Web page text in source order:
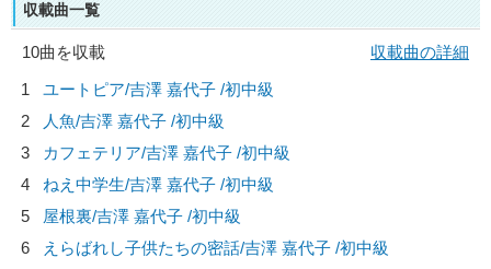
収載曲一覧
10曲を収載
収載曲の詳細
1
ユートピア/吉澤 嘉代子 /初中級
2
人魚/吉澤 嘉代子 /初中級
3
カフェテリア/吉澤 嘉代子 /初中級
4
ねえ中学生/吉澤 嘉代子 /初中級
5
屋根裏/吉澤 嘉代子 /初中級
6
えらばれし子供たちの密話/吉澤 嘉代子 /初中級